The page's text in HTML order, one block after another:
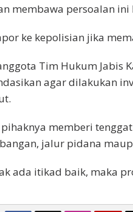
membawa persoalan ini
ke kepolisian jika
Tim Hukum Jabis
agar dilakukan
pihaknya memberi
jalur pidana
ada itikad baik, maka